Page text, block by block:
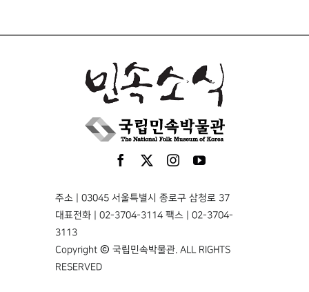
주소 | 03045 서울특별시 종로구 삼청로 37
대표전화 | 02-3704-3114 팩스 | 02-3704-
3113
Copyright © 국립민속박물관. ALL RIGHTS
RESERVED